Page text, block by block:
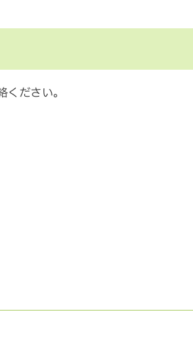
ください。